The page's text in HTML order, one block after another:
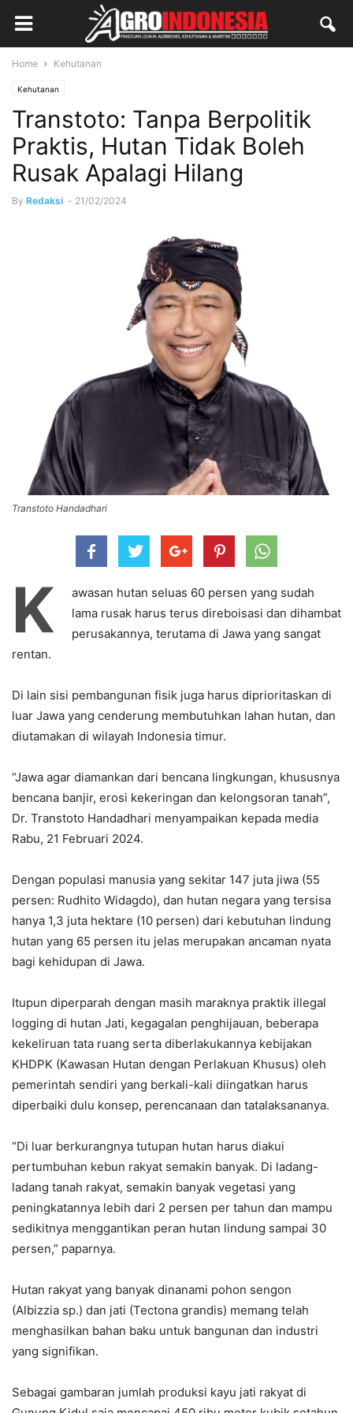
Home Kehutanan
Kehutanan
Transtoto: Tanpa Berpolitik
Praktis, Hutan Tidak Boleh
Rusak Apalagi Hilang
By Redaksi - 21/02/2024
Transtoto Handadhari
K
awasan hutan seluas 60 persen yang sudah
lama rusak harus terus direboisasi dan dihambat
perusakannya, terutama di Jawa yang sangat
rentan.
Di lain sisi pembangunan fisik juga harus diprioritaskan di
luar Jawa yang cenderung membutuhkan lahan hutan, dan
diutamakan di wilayah Indonesia timur.
“Jawa agar diamankan dari bencana lingkungan, khususnya
bencana banjir, erosi kekeringan dan kelongsoran tanah”,
Dr. Transtoto Handadhari menyampaikan kepada media
Rabu, 21 Februari 2024.
Dengan populasi manusia yang sekitar 147 juta jiwa (55
persen: Rudhito Widagdo), dan hutan negara yang tersisa
hanya 1,3 juta hektare (10 persen) dari kebutuhan lindung
hutan yang 65 persen itu jelas merupakan ancaman nyata
bagi kehidupan di Jawa.
Itupun diperparah dengan masih maraknya praktik illegal
logging di hutan Jati, kegagalan penghijauan, beberapa
kekeliruan tata ruang serta diberlakukannya kebijakan
KHDPK (Kawasan Hutan dengan Perlakuan Khusus) oleh
pemerintah sendiri yang berkali-kali diingatkan harus
diperbaiki dulu konsep, perencanaan dan tatalaksananya.
“Di luar berkurangnya tutupan hutan harus diakui
pertumbuhan kebun rakyat semakin banyak. Di ladang-
ladang tanah rakyat, semakin banyak vegetasi yang
peningkatannya lebih dari 2 persen per tahun dan mampu
sedikitnya menggantikan peran hutan lindung sampai 30
persen,” paparnya.
Hutan rakyat yang banyak dinanami pohon sengon
(Albizzia sp.) dan jati (Tectona grandis) memang telah
menghasilkan bahan baku untuk bangunan dan industri
yang signifikan.
Sebagai gambaran jumlah produksi kayu jati rakyat di